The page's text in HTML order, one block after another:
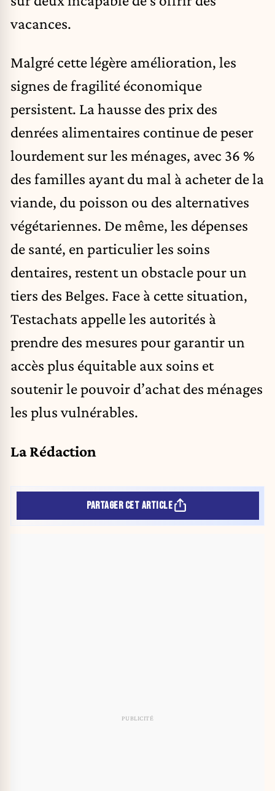
vacances.
Malgré cette légère amélioration, les
signes de fragilité économique
persistent. La hausse des prix des
denrées alimentaires continue de peser
lourdement sur les ménages, avec 36 %
des familles ayant du mal à acheter de la
viande, du poisson ou des alternatives
végétariennes. De même, les dépenses
de santé, en particulier les soins
dentaires, restent un obstacle pour un
tiers des Belges. Face à cette situation,
Testachats appelle les autorités à
prendre des mesures pour garantir un
accès plus équitable aux soins et
soutenir le pouvoir d’achat des ménages
les plus vulnérables.
La Rédaction
PARTAGER CET ARTICLE